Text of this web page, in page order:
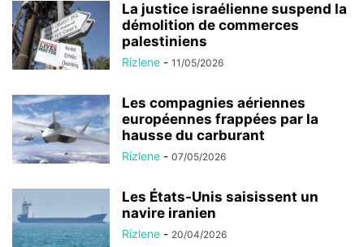
La justice israélienne suspend la
démolition de commerces
palestiniens
Rizlene - 11/05/2026
Les compagnies aériennes
européennes frappées par la
hausse du carburant
Rizlene - 07/05/2026
Les États-Unis saisissent un
navire iranien
Rizlene - 20/04/2026